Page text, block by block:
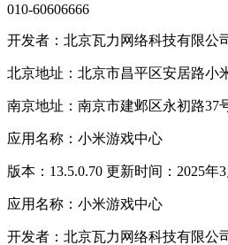
010-60606666
开发者：北京瓦力网络科技有限公
北京地址：北京市昌平区安居路小
南京地址：南京市建邺区永初路37
应用名称：小米游戏中心
版本：13.5.0.70 更新时间：2025年3
应用名称：小米游戏中心
开发者：北京瓦力网络科技有限公